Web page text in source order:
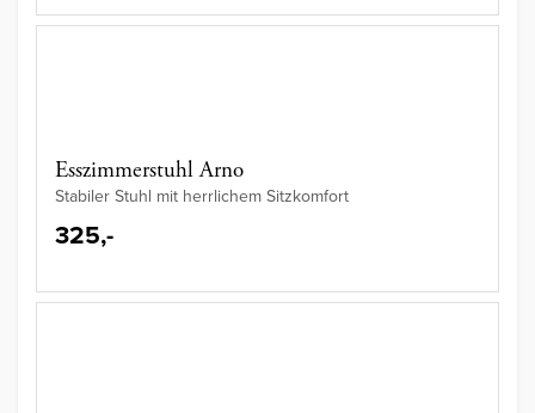
Esszimmerstuhl Arno
Stabiler Stuhl mit herrlichem Sitzkomfort
325,-